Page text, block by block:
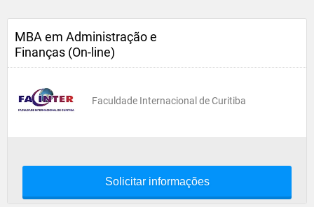
MBA em Administração e
Finanças (On-line)
Faculdade Internacional de Curitiba
Solicitar informações